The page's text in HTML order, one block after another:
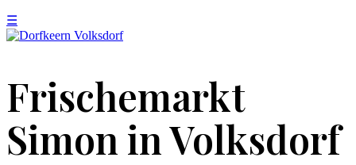
☰
Frischemarkt
Simon in Volksdorf